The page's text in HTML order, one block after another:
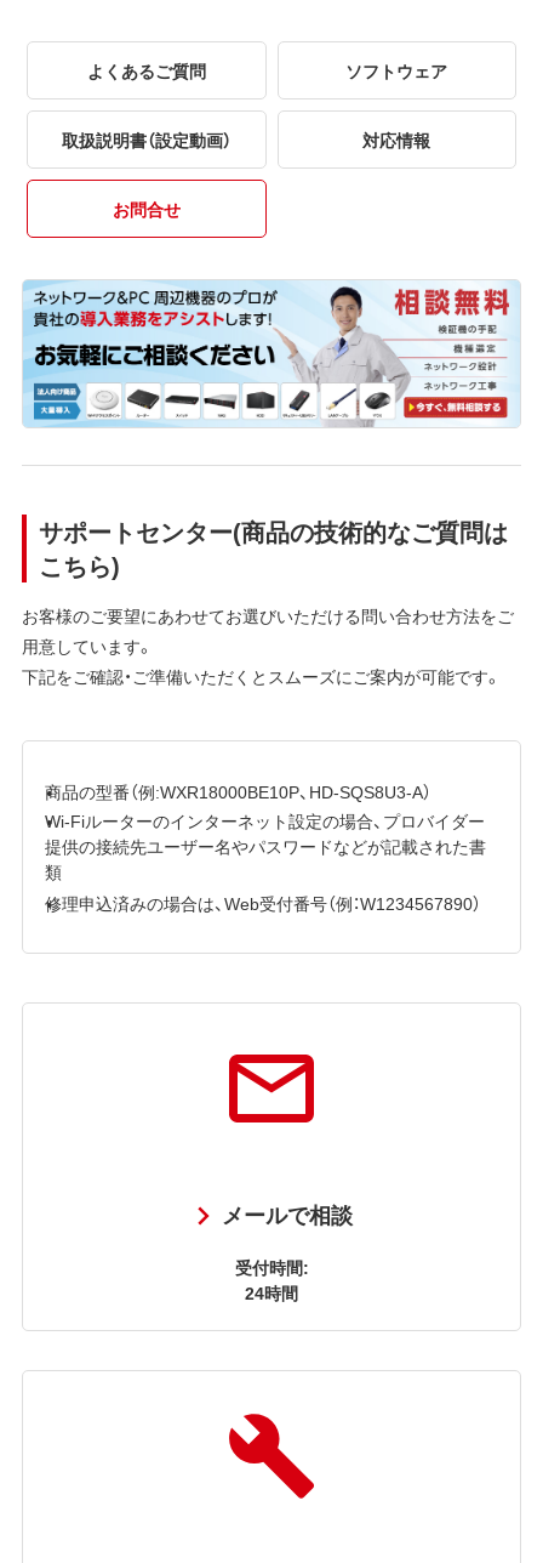
よくあるご質問 ソフトウェア
取扱説明書（設定動画） 対応情報
お問合せ
サポートセンター(商品の技術的なご質問は
こちら)
お客様のご要望にあわせてお選びいただける問い合わせ方法をご
用意しています。
下記をご確認・ご準備いただくとスムーズにご案内が可能です。
商品の型番（例:WXR18000BE10P、HD-SQS8U3-A）
Wi-Fiルーターのインターネット設定の場合、プロバイダー
提供の接続先ユーザー名やパスワードなどが記載された書
類
修理申込済みの場合は、Web受付番号（例：W1234567890）
メールで相談
受付時間:
24時間